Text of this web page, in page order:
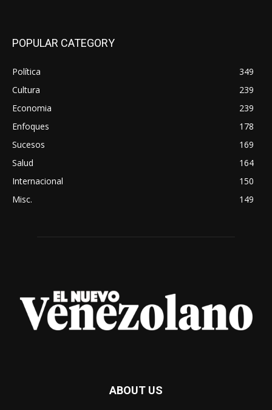
POPULAR CATEGORY
Política
349
Cultura
239
Economia
239
Enfoques
178
Sucesos
169
Salud
164
Internacional
150
Misc.
149
ABOUT US